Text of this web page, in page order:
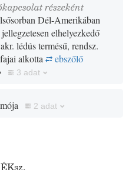
részeként
Dél-Amerikában
elhelyezkedő
lédús termésű, rendsz.
alkotta
ebszőlő
3 adat
2 adat
ÉKsz.